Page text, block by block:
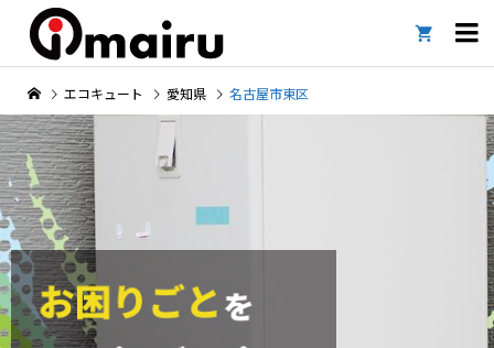

エコキュート 愛知県 名古屋市東区